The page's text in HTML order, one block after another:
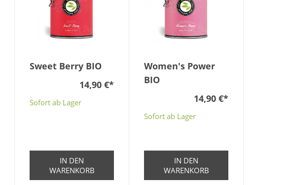
Sweet Berry BIO
14,90 €*
Sofort ab Lager
IN DEN
WARENKORB
Women's Power
BIO
14,90 €*
Sofort ab Lager
IN DEN
WARENKORB